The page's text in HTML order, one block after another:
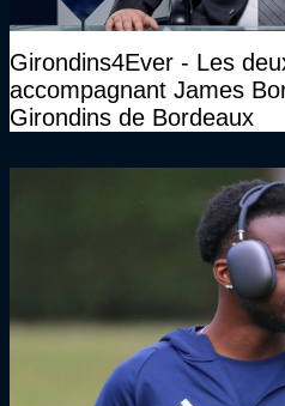
Girondins4Ever - Les
accompagnant James
Girondins de Bordeaux